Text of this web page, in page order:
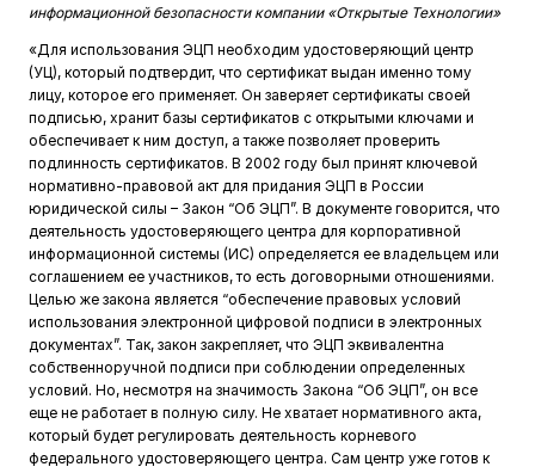
информационной безопасности компании «Открытые Технологии»
«Для использования ЭЦП необходим удостоверяющий центр
(УЦ), который подтвердит, что сертификат выдан именно тому
лицу, которое его применяет. Он заверяет сертификаты своей
подписью, хранит базы сертификатов с открытыми ключами и
обеспечивает к ним доступ, а также позволяет проверить
подлинность сертификатов. В 2002 году был принят ключевой
нормативно-правовой акт для придания ЭЦП в России
юридической силы – Закон “Об ЭЦП”. В документе говорится, что
деятельность удостоверяющего центра для корпоративной
информационной системы (ИС) определяется ее владельцем или
соглашением ее участников, то есть договорными отношениями.
Целью же закона является “обеспечение правовых условий
использования электронной цифровой подписи в электронных
документах”. Так, закон закрепляет, что ЭЦП эквивалентна
собственноручной подписи при соблюдении определенных
условий. Но, несмотря на значимость Закона “Об ЭЦП”, он все
еще не работает в полную силу. Не хватает нормативного акта,
который будет регулировать деятельность корневого
федерального удостоверяющего центра. Сам центр уже готов к